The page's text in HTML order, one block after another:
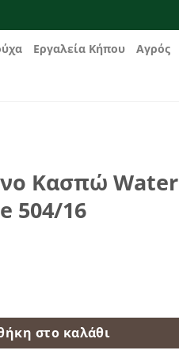
Εργαλεία Κήπου
Αγρός
Κασπώ Water
504/16
στο καλάθι